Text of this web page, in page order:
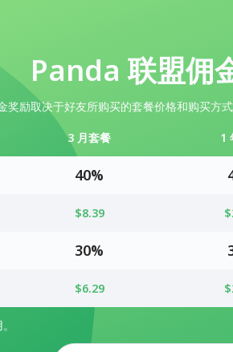
Panda 联盟佣
奖励取决于好友所购买的套餐价格和购买方
3 月套餐 1
40%
$8.39
30%
$6.29